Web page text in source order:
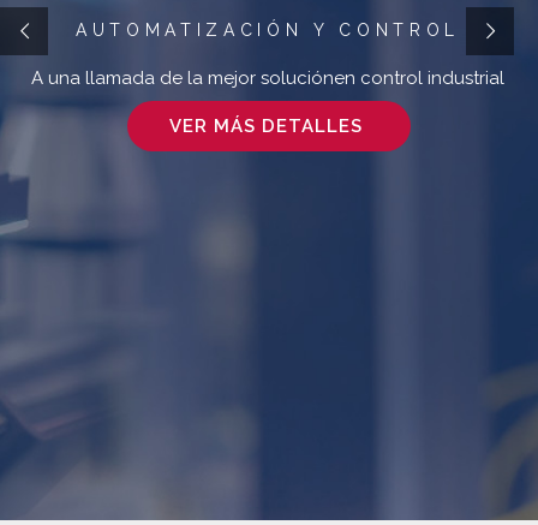
AUTOMATIZACIÓN Y CONTROL
A una llamada de la mejor soluciónen control industrial
VER MÁS DETALLES